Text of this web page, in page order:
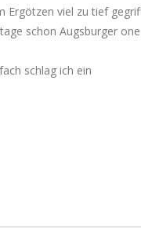
Ergötzen viel zu tief
schon Augsburger
schlag ich ein